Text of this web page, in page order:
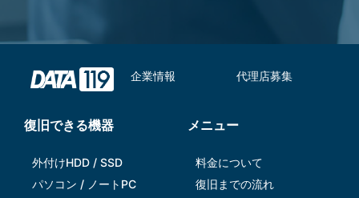
企業情報 代理店募集
復旧できる機器
外付けHDD / SSD
パソコン / ノートPC
メニュー
料金について
復旧までの流れ